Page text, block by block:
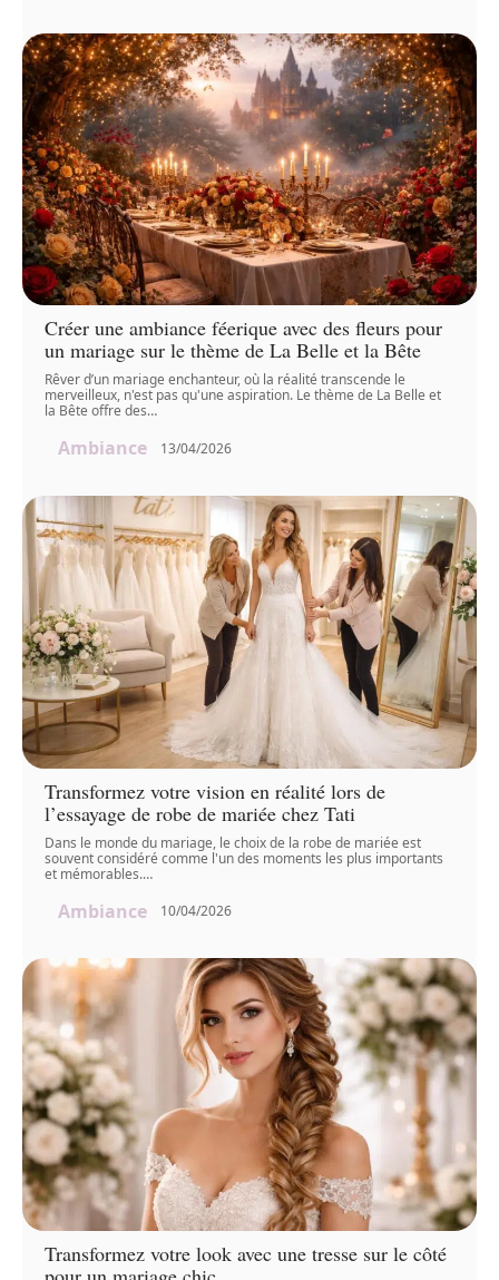
Créer une ambiance féerique avec des fleurs pour
un mariage sur le thème de La Belle et la Bête
Rêver d’un mariage enchanteur, où la réalité transcende le
merveilleux, n'est pas qu'une aspiration. Le thème de La Belle et
la Bête offre des…
Ambiance 13/04/2026
Transformez votre vision en réalité lors de
l’essayage de robe de mariée chez Tati
Dans le monde du mariage, le choix de la robe de mariée est
souvent considéré comme l'un des moments les plus importants
et mémorables.…
Ambiance 10/04/2026
Transformez votre look avec une tresse sur le côté